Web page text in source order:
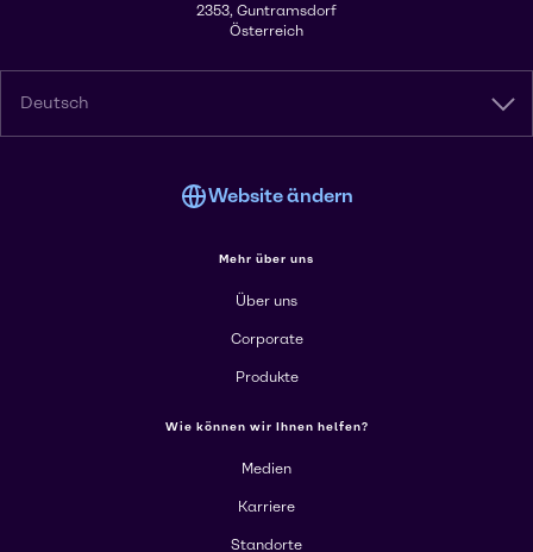
2353, Guntramsdorf
Österreich
Deutsch
Website ändern
Mehr über uns
Über uns
Corporate
Produkte
Wie können wir Ihnen helfen?
Medien
Karriere
Standorte